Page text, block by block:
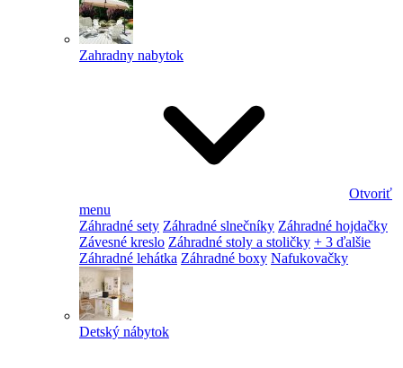
Zahradny nabytok
Otvoriť
menu
Záhradné sety Záhradné slnečníky Záhradné hojdačky
Závesné kreslo Záhradné stoly a stoličky + 3 ďalšie
Záhradné lehátka Záhradné boxy Nafukovačky
Detský nábytok